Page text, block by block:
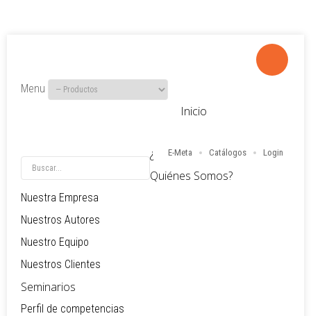
Menu
E-Meta Catálogos Login
Inicio
¿
Quiénes Somos?
Nuestra Empresa
Nuestros Autores
Nuestro Equipo
Nuestros Clientes
Seminarios
Perfil de competencias
Contraseña
Identificarse